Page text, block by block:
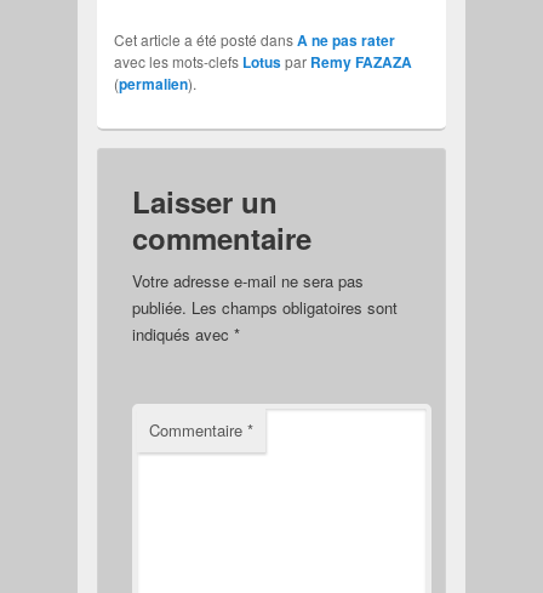
Cet article a été posté dansA ne pas rater
avec les mots-clefs Lotuspar Remy FAZAZA
(permalien).
Laisser un
commentaire
Votre adresse e-mail ne sera pas
publiée. Les champs obligatoires sont
indiqués avec *
Commentaire *